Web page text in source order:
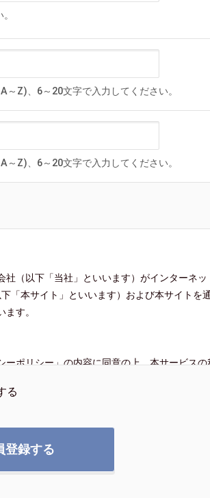
Z)、6～20文字で入力してください。
Z)、6～20文字で入力してください。
（以下「当社」といいます）がインターネ
下「本サイト」といいます）および本サイトを
す。
ポリシー」の内容に同意の上、本サービス
なします。
のサービスのことをいいます。
る